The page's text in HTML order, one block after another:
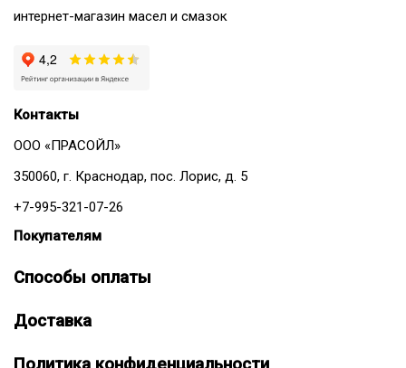
интернет-магазин масел и смазок
Контакты
ООО «ПРАСОЙЛ»
350060, г. Краснодар, пос. Лорис, д. 5
+7-995-321-07-26
Покупателям
Способы оплаты
Доставка